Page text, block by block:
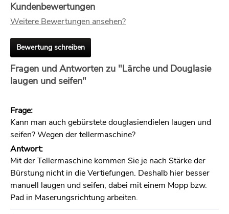
Kundenbewertungen
Weitere Bewertungen ansehen?
Bewertung schreiben
Fragen und Antworten zu "Lärche und Douglasie
laugen und seifen"
Frage:
Kann man auch gebürstete douglasiendielen laugen und
seifen? Wegen der tellermaschine?
Antwort:
Mit der Tellermaschine kommen Sie je nach Stärke der
Bürstung nicht in die Vertiefungen. Deshalb hier besser
manuell laugen und seifen, dabei mit einem Mopp bzw.
Pad in Maserungsrichtung arbeiten.